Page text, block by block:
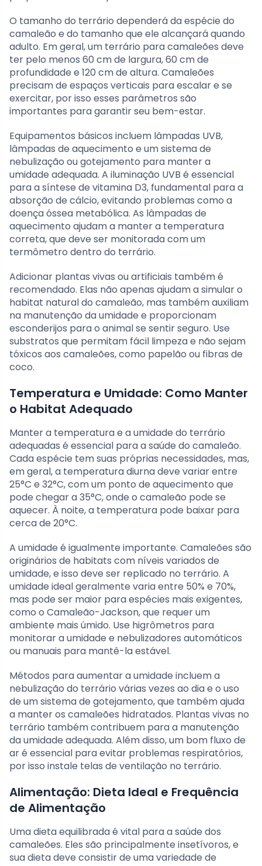
O tamanho do terrário dependerá da espécie do
camaleão e do tamanho que ele alcançará quando
adulto. Em geral, um terrário para camaleões deve
ter pelo menos 60 cm de largura, 60 cm de
profundidade e 120 cm de altura. Camaleões
precisam de espaços verticais para escalar e se
exercitar, por isso esses parâmetros são
importantes para garantir seu bem-estar.
Equipamentos básicos incluem lâmpadas UVB,
lâmpadas de aquecimento e um sistema de
nebulização ou gotejamento para manter a
umidade adequada. A iluminação UVB é essencial
para a síntese de vitamina D3, fundamental para a
absorção de cálcio, evitando problemas como a
doença óssea metabólica. As lâmpadas de
aquecimento ajudam a manter a temperatura
correta, que deve ser monitorada com um
termômetro dentro do terrário.
Adicionar plantas vivas ou artificiais também é
recomendado. Elas não apenas ajudam a simular o
habitat natural do camaleão, mas também auxiliam
na manutenção da umidade e proporcionam
esconderijos para o animal se sentir seguro. Use
substratos que permitam fácil limpeza e não sejam
tóxicos aos camaleões, como papelão ou fibras de
coco.
Temperatura e Umidade: Como Manter
o Habitat Adequado
Manter a temperatura e a umidade do terrário
adequadas é essencial para a saúde do camaleão.
Cada espécie tem suas próprias necessidades, mas,
em geral, a temperatura diurna deve variar entre
25°C e 32°C, com um ponto de aquecimento que
pode chegar a 35°C, onde o camaleão pode se
aquecer. À noite, a temperatura pode baixar para
cerca de 20°C.
A umidade é igualmente importante. Camaleões são
originários de habitats com níveis variados de
umidade, e isso deve ser replicado no terrário. A
umidade ideal geralmente varia entre 50% e 70%,
mas pode ser maior para espécies mais exigentes,
como o Camaleão-Jackson, que requer um
ambiente mais úmido. Use higrômetros para
monitorar a umidade e nebulizadores automáticos
ou manuais para mantê-la estável.
Métodos para aumentar a umidade incluem a
nebulização do terrário várias vezes ao dia e o uso
de um sistema de gotejamento, que também ajuda
a manter os camaleões hidratados. Plantas vivas no
terrário também contribuem para a manutenção
da umidade adequada. Além disso, um bom fluxo de
ar é essencial para evitar problemas respiratórios,
por isso instale telas de ventilação no terrário.
Alimentação: Dieta Ideal e Frequência
de Alimentação
Uma dieta equilibrada é vital para a saúde dos
camaleões. Eles são principalmente insetívoros, e
sua dieta deve consistir de uma variedade de